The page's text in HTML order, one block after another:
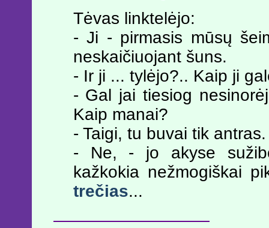
Tėvas linktelėjo:
- Ji - pirmasis mūsų
neskaičiuojant šuns.
- Ir ji ... tylėjo?.. Kaip ji
- Gal jai tiesiog
Kaip manai?
- Taigi, tu buvai tik antras.
- Ne, - jo akyse
kažkokia nežmogiškai
trečias...